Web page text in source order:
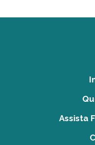
Assista